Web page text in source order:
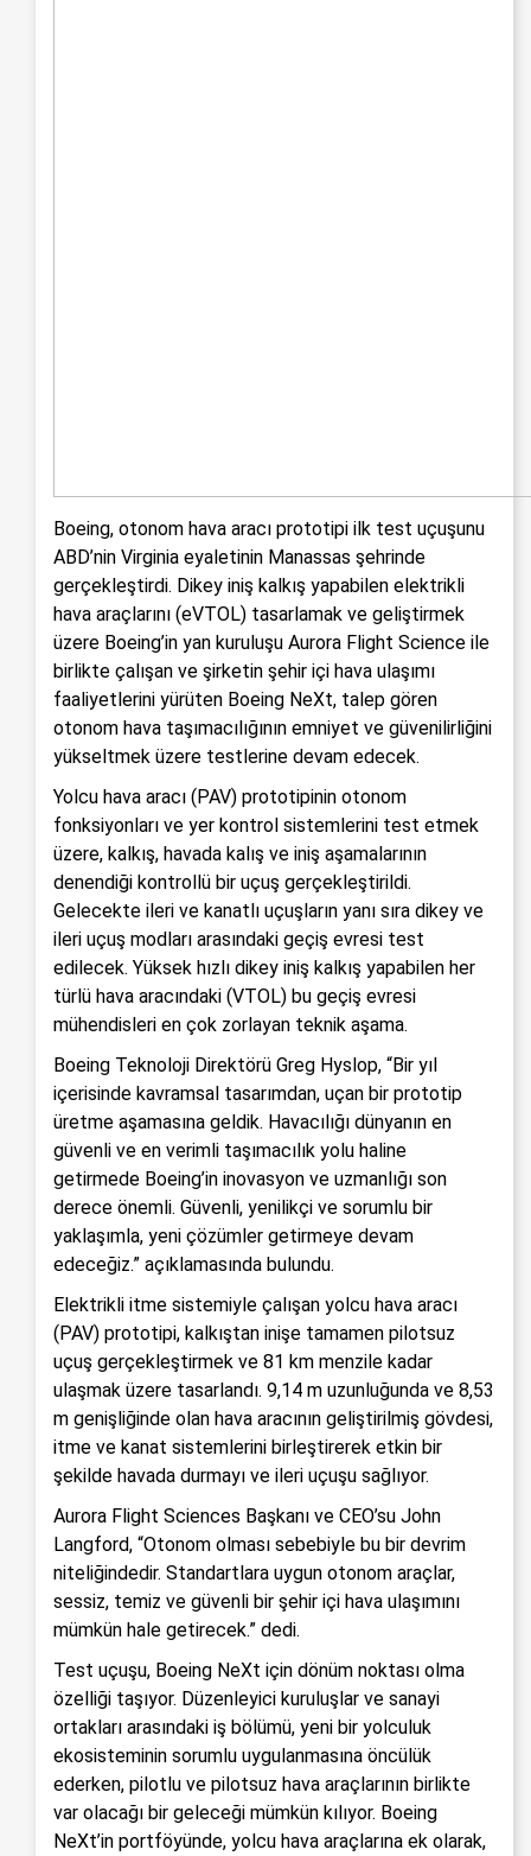
Boeing, otonom hava aracı prototipi ilk test uçuşunu
ABD’nin Virginia eyaletinin Manassas şehrinde
gerçekleştirdi. Dikey iniş kalkış yapabilen elektrikli
hava araçlarını (eVTOL) tasarlamak ve geliştirmek
üzere Boeing’in yan kuruluşu Aurora Flight Science ile
birlikte çalışan ve şirketin şehir içi hava ulaşımı
faaliyetlerini yürüten Boeing NeXt, talep gören
otonom hava taşımacılığının emniyet ve güvenilirliğini
yükseltmek üzere testlerine devam edecek.
Yolcu hava aracı (PAV) prototipinin otonom
fonksiyonları ve yer kontrol sistemlerini test etmek
üzere, kalkış, havada kalış ve iniş aşamalarının
denendiği kontrollü bir uçuş gerçekleştirildi.
Gelecekte ileri ve kanatlı uçuşların yanı sıra dikey ve
ileri uçuş modları arasındaki geçiş evresi test
edilecek. Yüksek hızlı dikey iniş kalkış yapabilen her
türlü hava aracındaki (VTOL) bu geçiş evresi
mühendisleri en çok zorlayan teknik aşama.
Boeing Teknoloji Direktörü Greg Hyslop, “Bir yıl
içerisinde kavramsal tasarımdan, uçan bir prototip
üretme aşamasına geldik. Havacılığı dünyanın en
güvenli ve en verimli taşımacılık yolu haline
getirmede Boeing’in inovasyon ve uzmanlığı son
derece önemli. Güvenli, yenilikçi ve sorumlu bir
yaklaşımla, yeni çözümler getirmeye devam
edeceğiz.” açıklamasında bulundu.
Elektrikli itme sistemiyle çalışan yolcu hava aracı
(PAV) prototipi, kalkıştan inişe tamamen pilotsuz
uçuş gerçekleştirmek ve 81 km menzile kadar
ulaşmak üzere tasarlandı. 9,14 m uzunluğunda ve 8,53
m genişliğinde olan hava aracının geliştirilmiş gövdesi,
itme ve kanat sistemlerini birleştirerek etkin bir
şekilde havada durmayı ve ileri uçuşu sağlıyor.
Aurora Flight Sciences Başkanı ve CEO’su John
Langford, “Otonom olması sebebiyle bu bir devrim
niteliğindedir. Standartlara uygun otonom araçlar,
sessiz, temiz ve güvenli bir şehir içi hava ulaşımını
mümkün hale getirecek.” dedi.
Test uçuşu, Boeing NeXt için dönüm noktası olma
özelliği taşıyor. Düzenleyici kuruluşlar ve sanayi
ortakları arasındaki iş bölümü, yeni bir yolculuk
ekosisteminin sorumlu uygulanmasına öncülük
ederken, pilotlu ve pilotsuz hava araçlarının birlikte
var olacağı bir geleceği mümkün kılıyor. Boeing
NeXt’in portföyünde, yolcu hava araçlarına ek olarak,